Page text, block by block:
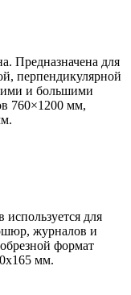
Предназначена для
перпендикулярной
и большими
760×1200 мм,
используется для
журналов и
формат
мм.